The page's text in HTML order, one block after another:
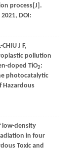
process[J].
2021, DOI:
CHIU J F,
pollution
doped TiO2:
photocatalytic
Hazardous
low-density
in four
Toxic and